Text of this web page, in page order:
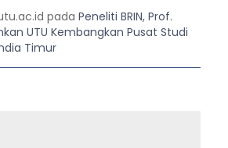
pada Peneliti BRIN, Prof.
UTU Kembangkan Pusat Studi
Timur